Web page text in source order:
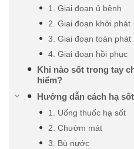
1. Giai đoạn ủ bệnh
2. Giai đoạn khởi phát
3. Giai đoạn toàn phát
4. Giai đoạn hồi phục
Khi nào sốt trong tay
hiểm?
Hướng dẫn cách hạ
1. Uống thuốc hạ sốt
2. Chườm mát
3. Bù nước